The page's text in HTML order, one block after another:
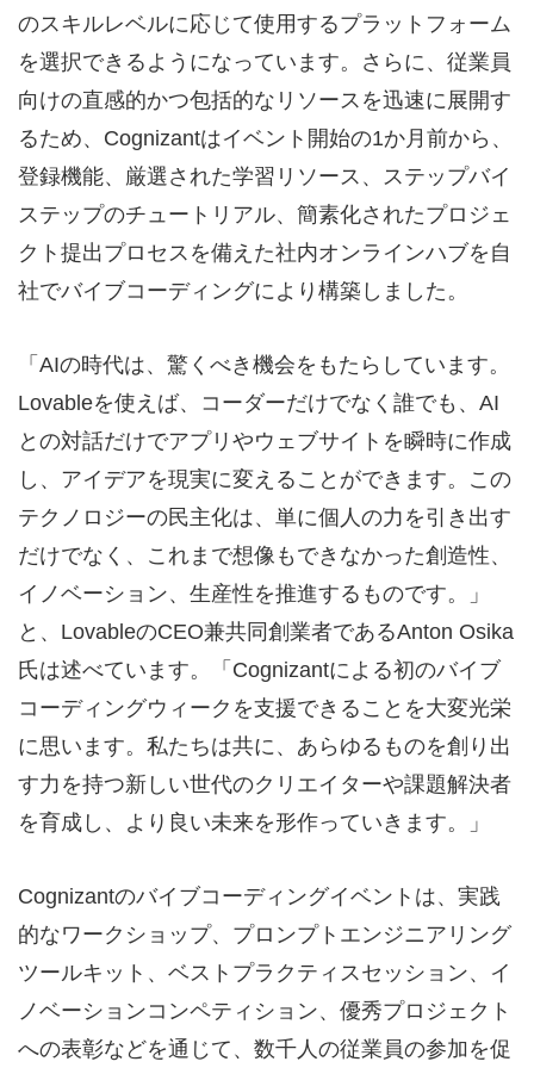
のスキルレベルに応じて使用するプラットフォーム
を選択できるようになっています。さらに、従業員
向けの直感的かつ包括的なリソースを迅速に展開す
るため、Cognizantはイベント開始の1か月前から、
登録機能、厳選された学習リソース、ステップバイ
ステップのチュートリアル、簡素化されたプロジェ
クト提出プロセスを備えた社内オンラインハブを自
社でバイブコーディングにより構築しました。
「AIの時代は、驚くべき機会をもたらしています。
Lovableを使えば、コーダーだけでなく誰でも、AI
との対話だけでアプリやウェブサイトを瞬時に作成
し、アイデアを現実に変えることができます。この
テクノロジーの民主化は、単に個人の力を引き出す
だけでなく、これまで想像もできなかった創造性、
イノベーション、生産性を推進するものです。」
と、LovableのCEO兼共同創業者であるAnton Osika
氏は述べています。「Cognizantによる初のバイブ
コーディングウィークを支援できることを大変光栄
に思います。私たちは共に、あらゆるものを創り出
す力を持つ新しい世代のクリエイターや課題解決者
を育成し、より良い未来を形作っていきます。」
Cognizantのバイブコーディングイベントは、実践
的なワークショップ、プロンプトエンジニアリング
ツールキット、ベストプラクティスセッション、イ
ノベーションコンペティション、優秀プロジェクト
への表彰などを通じて、数千人の従業員の参加を促